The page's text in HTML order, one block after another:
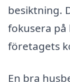
besiktning.
fokusera på
företagets
En bra